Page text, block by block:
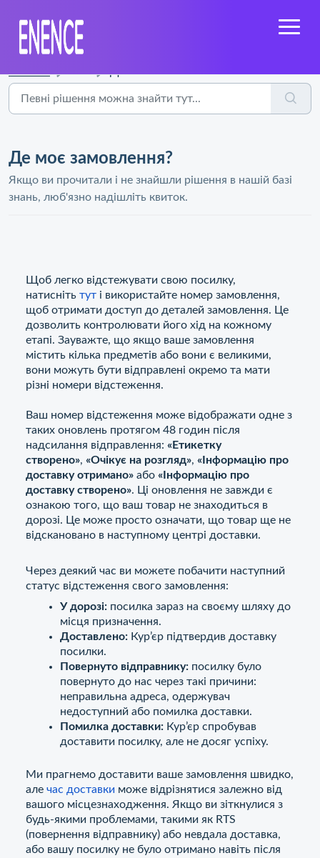
Де моє замовлення?
Якщо ви прочитали і не знайшли рішення в нашій базі
знань, люб'язно надішліть квиток.
Щоб легко відстежувати свою посилку,
натисніть тут і використайте номер замовлення,
щоб отримати доступ до деталей замовлення. Це
дозволить контролювати його хід на кожному
етапі. Зауважте, що якщо ваше замовлення
містить кілька предметів або вони є великими,
вони можуть бути відправлені окремо та мати
різні номери відстеження.
Ваш номер відстеження може відображати одне з
таких оновлень протягом 48 годин після
надсилання відправлення: «Етикетку
створено», «Очікує на розгляд», «Інформацію про
доставку отримано» або «Інформацію про
доставку створено». Ці оновлення не завжди є
ознакою того, що ваш товар не знаходиться в
дорозі. Це може просто означати, що товар ще не
відскановано в наступному центрі доставки.
Через деякий час ви можете побачити наступний
статус відстеження свого замовлення:
У дорозі: посилка зараз на своєму шляху до
місця призначення.
Доставлено: Кур’єр підтвердив доставку
посилки.
Повернуто відправнику: посилку було
повернуто до нас через такі причини:
неправильна адреса, одержувач
недоступний або помилка доставки.
Помилка доставки: Кур’єр спробував
доставити посилку, але не досяг успіху.
Ми прагнемо доставити ваше замовлення швидко,
але час доставки може відрізнятися залежно від
вашого місцезнаходження. Якщо ви зіткнулися з
будь-якими проблемами, такими як RTS
(повернення відправнику) або невдала доставка,
або вашу посилку не було отримано навіть після